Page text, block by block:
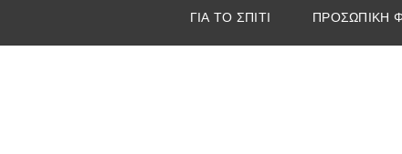
ΓΙΑ ΤΟ ΣΠΙΤΙ ΠΡΟΣΩΠΙΚΗ